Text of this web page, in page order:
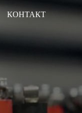
КОНТАКТ